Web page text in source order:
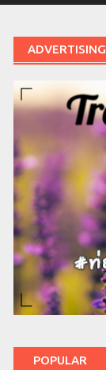
ADVERTISING
POPULAR